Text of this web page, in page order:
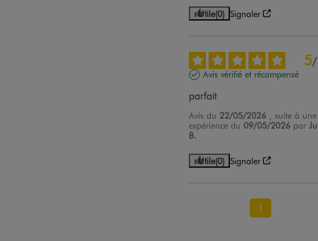
Utile(0) Signaler
5/
Avis vérifié et récompensé
parfait
Avis du 22/05/2026
, suite à une
expérience du09/05/2026 par
B.
Utile(0) Signaler
1